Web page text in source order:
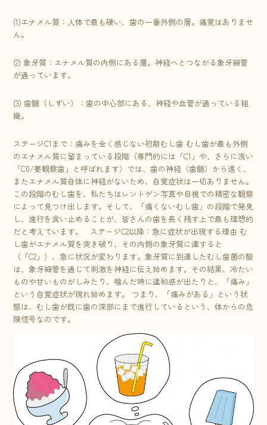
(1)エナメル質：人体で最も硬い、歯の一番外側の層。痛覚はありませ
ん。
(2) 象牙質：エナメル質の内側にある層。神経へとつながる象牙細管
が通っています。
(3) 歯髄（しずい）：歯の中心部にある、神経や血管が通っている組
織。
ステージC1まで：痛みを全く感じない初期むし歯 むし歯が最も外側
のエナメル質に留まっている段階（専門的には「C1」や、さらに浅い
「C0/要観察歯」と呼ばれます）では、歯の神経（歯髄）から遠く、
またエナメル質自体に神経がないため、自覚症状は一切ありません。
この段階のむし歯を、私たちはレントゲン写真や目視での精密な観察
によって見つけ出します。そして、「痛くないむし歯」の段階で発見
し、進行を食い止めることが、皆さんの歯を長く残す上で最も理想的
だと考えています。 ステージC2以降：急に症状が出現する理由 む
し歯がエナメル質を突き破り、その内側の象牙質に達すると
（「C2」）、急に状況が変わります。象牙質に到達したむし歯菌の酸
は、象牙細管を通じて刺激を神経に伝え始めます。その結果、冷たい
ものや甘いものがしみたり、噛んだ時に違和感が出たりと、「痛み」
という自覚症状が現れ始めます。 つまり、「痛みがある」という状
態は、むし歯が既に歯の深部にまで進行しているという、体からの危
険信号なのです。